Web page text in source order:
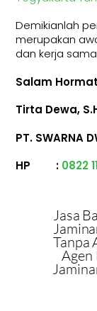
Demikianlah
merupakan
dan kerja
Salam
Tirta Dewa,
PT. SWARNA
HP : 0822
Jasa
Tanpa
Agen